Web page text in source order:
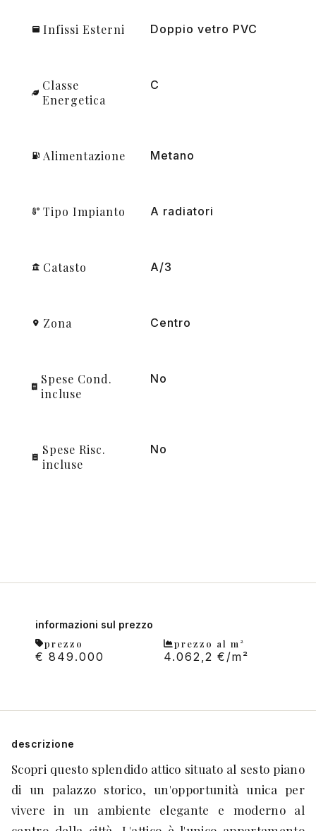
Infissi Esterni Doppio vetro PVC
Classe
Energetica
C
Alimentazione Metano
Tipo Impianto A radiatori
Catasto A/3
Zona Centro
Spese Cond.
incluse
No
Spese Risc.
incluse
No
informazioni sul prezzo
prezzo
€ 849.000
prezzo al m²
4.062,2 €/m²
descrizione
Scopri questo splendido attico situato al sesto piano
di un palazzo storico, un'opportunità unica per
vivere in un ambiente elegante e moderno al